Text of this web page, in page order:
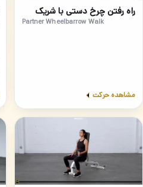
63
راه رفتن چرخ دستی با شریک
Partner Wheelbarrow Walk
مشاهده حرکت